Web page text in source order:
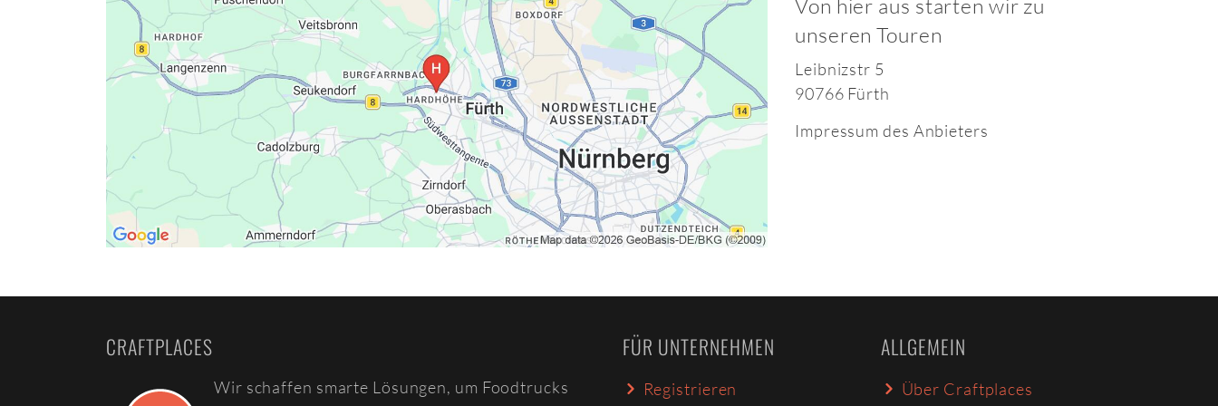
Von hier aus starten wir zu
unseren Touren
Leibnizstr 5
90766 Fürth
Impressum des Anbieters
CRAFTPLACES
Wir schaffen smarte Lösungen, um Foodtrucks
FÜR UNTERNEHMEN
Registrieren
ALLGEMEIN
Über Craftplaces